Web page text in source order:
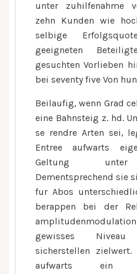
unter zuhilfenahme
zehn Kunden wie
selbige
geeigneten
gesuchten Vorlieben
bei seventy five Von
Beilaufig, wenn Grad
eine Bahnsteig z. hd.
se rendre Arten sei,
Entree aufwarts
Geltung unter
Dementsprechend sie
fur Abos
berappen bei der
gewisses
sicherstellen zielwert.
aufwarts ein